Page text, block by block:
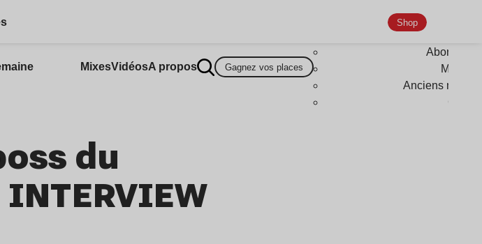
MixesVidéosA propos Gagnez vos places
Shop
Anciens
du